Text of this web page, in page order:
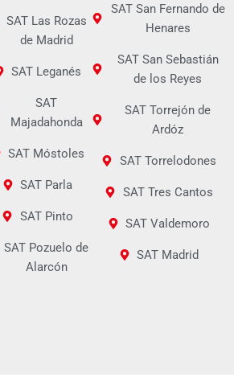
SAT Las Rozas
de Madrid
SAT Leganés
SAT
Majadahonda
SAT Móstoles
SAT Parla
SAT Pinto
SAT Pozuelo de
Alarcón
SAT San Fernando de
Henares
SAT San Sebastián
de los Reyes
SAT Torrejón de
Ardóz
SAT Torrelodones
SAT Tres Cantos
SAT Valdemoro
SAT Madrid